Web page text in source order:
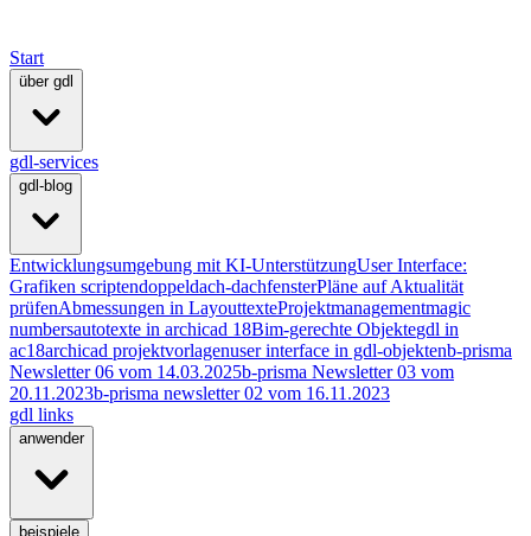
Start
über gdl
gdl-services
gdl-blog
Entwicklungsumgebung mit KI-UnterstützungUser Interface:
Grafiken scriptendoppeldach-dachfensterPläne auf Aktualität
prüfenAbmessungen in LayouttexteProjektmanagementmagic
numbersautotexte in archicad 18Bim-gerechte Objektegdl in
ac18archicad projektvorlagenuser interface in gdl-objektenb-prisma
Newsletter 06 vom 14.03.2025b-prisma Newsletter 03 vom
20.11.2023b-prisma newsletter 02 vom 16.11.2023
gdl links
anwender
beispiele